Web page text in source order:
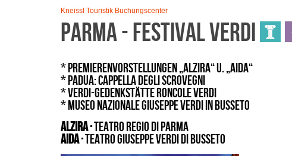
Kneissl Touristik Buchungscenter
Parma - Festival Verdi
* Premierenvorstellungen „Alzira“ u. „Aida“
* Padua: Cappella degli Scrovegni
* Verdi-Gedenkstätte Roncole Verdi
* Museo Nazionale Giuseppe Verdi in Busseto
Alzira ·Teatro Regio di Parma
Aida ·Teatro Giuseppe Verdi di Busseto